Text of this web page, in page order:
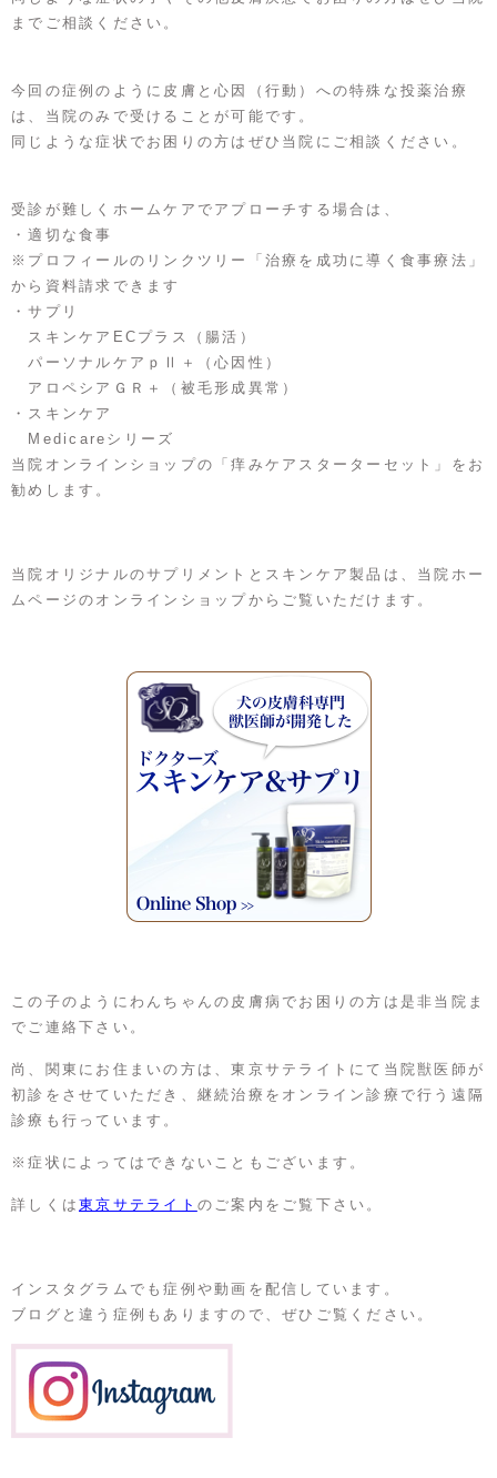
までご相談ください。
今回の症例のように皮膚と心因（行動）への特殊な投薬治療
は、当院のみで受けることが可能です。
同じような症状でお困りの方はぜひ当院にご相談ください。
受診が難しくホームケアでアプローチする場合は、
・適切な食事
※プロフィールのリンクツリー「治療を成功に導く食事療法」
から資料請求できます
・サプリ
スキンケアECプラス（腸活）
パーソナルケアｐⅡ＋（心因性）
アロペシアＧＲ＋（被毛形成異常）
・スキンケア
Medicareシリーズ
当院オンラインショップの「痒みケアスターターセット」をお
勧めします。
当院オリジナルのサプリメントとスキンケア製品は、当院ホー
ムページのオンラインショップからご覧いただけます。
この子のようにわんちゃんの皮膚病でお困りの方は是非当院ま
でご連絡下さい。
尚、関東にお住まいの方は、東京サテライトにて当院獣医師が
初診をさせていただき、継続治療をオンライン診療で行う遠隔
診療も行っています。
※症状によってはできないこともございます。
詳しくは 東京サテライト のご案内をご覧下さい。
インスタグラムでも症例や動画を配信しています。
ブログと違う症例もありますので、ぜひご覧ください。